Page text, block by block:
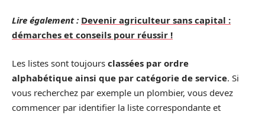
Lire également : Devenir agriculteur sans capital :
démarches et conseils pour réussir !
Les listes sont toujours classées par ordre
alphabétique ainsi que par catégorie de service. Si
vous recherchez par exemple un plombier, vous devez
commencer par identifier la liste correspondante et